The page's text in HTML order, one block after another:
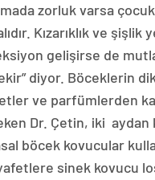
zorluk varsa
Kızarıklık ve şişlik
gelişirse de
diyor. Böceklerin
ve parfümlerden
Dr. Çetin, iki aydan
böcek kovucular
sinek kovucu